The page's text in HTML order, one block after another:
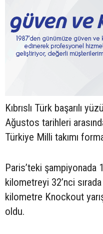
Kıbrıslı Türk başarılı
Ağustos tarihleri
Türkiye Milli takımı
Paris’teki şampiyonada
kilometreyi 32’nci
kilometre Knockout
oldu.